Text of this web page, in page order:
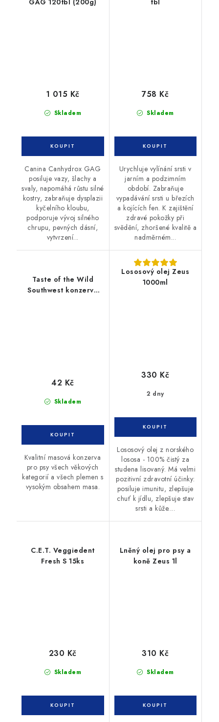
Skladem
1 015 Kč
Canina Canhydrox GAG
posiluje vazy, šlachy a
svaly, napomáhá růstu silné
kostry, zabraňuje dysplazii
kyčelního kloubu,
podporuje vývoj silného
chrupu, pevných dásní,
vytvrzení...
Skladem
758 Kč
Urychluje vylínání srsti v
jarním a podzimním
období. Zabraňuje
vypadávání srsti u březích
a kojících fen. K zajištění
zdravé pokožky při
svědění, zhoršené kvalitě a
nadměrném...
Taste of the Wild
Southwest konzerva
Skladem
42 Kč
Kvalitní masová konzerva
pro psy všech věkových
kategorií a všech plemen s
vysokým obsahem masa.
Lososový olej Zeus
1000ml
2 dny
330 Kč
Lososový olej z norského
lososa - 100% čistý za
studena lisovaný. Má velmi
pozitivní zdravotní účinky:
posiluje imunitu, zlepšuje
chuť k jídlu, zlepšuje stav
srsti a kůže....
C.E.T. Veggiedent
Fresh S 15ks
Skladem
230 Kč
Lněný olej pro psy a
koně Zeus 1l
Skladem
310 Kč